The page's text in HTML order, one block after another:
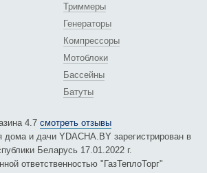
Триммеры
Генераторы
Компрессоры
Мотоблоки
Бассейны
Батуты
4.7 смотреть отзывы
дома и дачи YDACHA.BY зарегистрирован в
Беларусь 17.01.2022 г.
ответственностью "ГазТеплоТорг"